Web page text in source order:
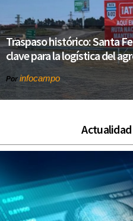
Traspaso histórico: Santa
clave para la logística del
Por infocampo